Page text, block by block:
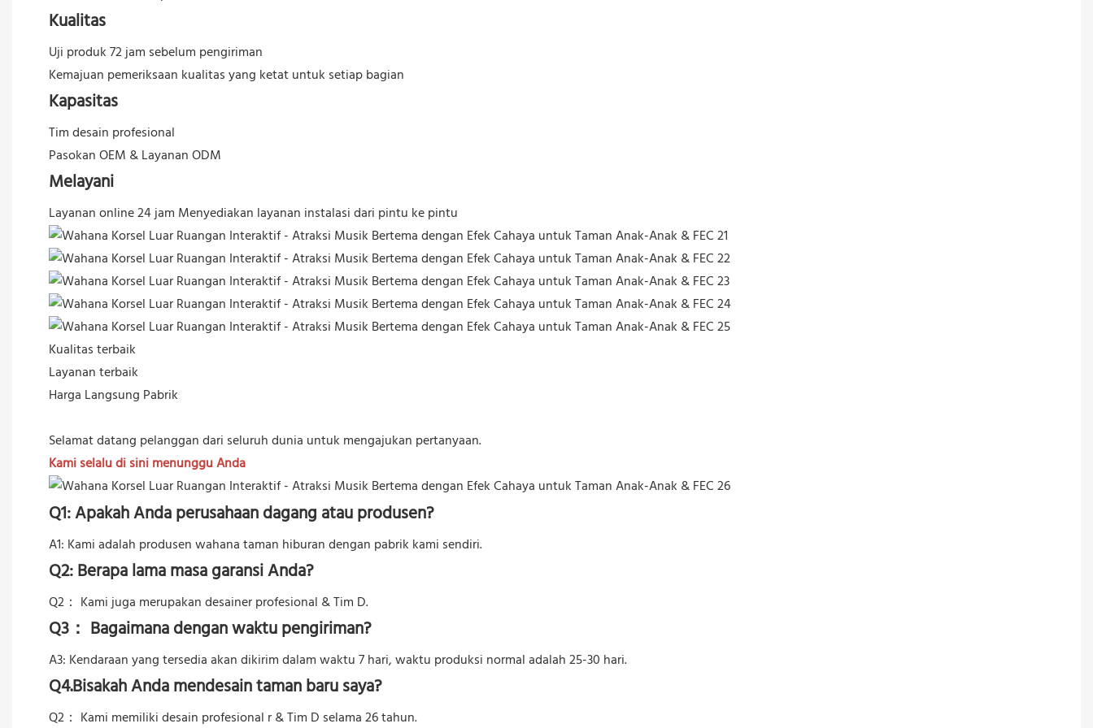
Kualitas
Uji produk 72 jam sebelum pengiriman
Kemajuan pemeriksaan kualitas yang ketat untuk setiap bagian
Kapasitas
Tim desain profesional
Pasokan OEM & Layanan ODM
Melayani
Layanan online 24 jam Menyediakan layanan instalasi dari pintu ke pintu
Kualitas terbaik
Layanan terbaik
Harga Langsung Pabrik
Selamat datang pelanggan dari seluruh dunia untuk mengajukan pertanyaan.
Kami selalu di sini menunggu Anda
Q1: Apakah Anda perusahaan dagang atau produsen?
A1: Kami adalah produsen wahana taman hiburan dengan pabrik kami sendiri.
Q2: Berapa lama masa garansi Anda?
Q2： Kami juga merupakan desainer profesional & Tim D.
Q3： Bagaimana dengan waktu pengiriman?
A3: Kendaraan yang tersedia akan dikirim dalam waktu 7 hari, waktu produksi normal adalah 25-30 hari.
Q4.Bisakah Anda mendesain taman baru saya?
Q2： Kami memiliki desain profesional r & Tim D selama 26 tahun.